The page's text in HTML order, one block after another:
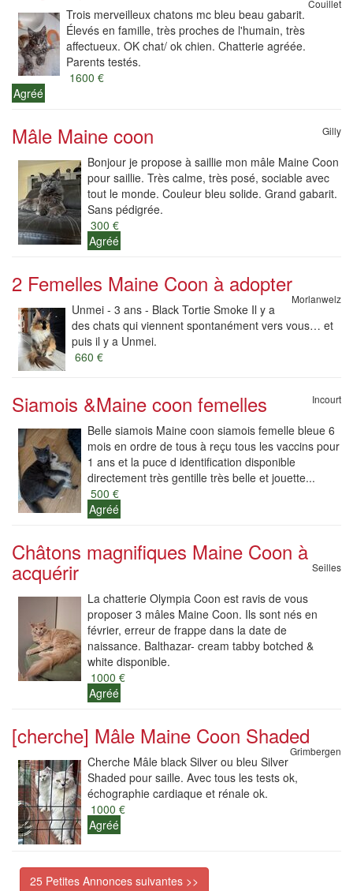
Couillet
Trois merveilleux chatons mc bleu beau gabarit.
Élevés en famille, très proches de l'humain, très
affectueux. OK chat/ ok chien. Chatterie agréée.
Parents testés.
1600 €
Agréé
Mâle Maine coon Gilly
Bonjour je propose à saillie mon mâle Maine Coon
pour saillie. Très calme, très posé, sociable avec
tout le monde. Couleur bleu solide. Grand gabarit.
Sans pédigrée.
300 €
Agréé
2 Femelles Maine Coon à adopter
Morlanwelz
Unmei - 3 ans - Black Tortie Smoke Il y a
des chats qui viennent spontanément vers vous… et
puis il y a Unmei.
660 €
Siamois &Maine coon femelles Incourt
Belle siamois Maine coon siamois femelle bleue 6
mois en ordre de tous à reçu tous les vaccins pour
1 ans et la puce d identification disponible
directement très gentille très belle et jouette...
500 €
Agréé
Châtons magnifiques Maine Coon à
acquérir Seilles
La chatterie Olympia Coon est ravis de vous
proposer 3 mâles Maine Coon. Ils sont nés en
février, erreur de frappe dans la date de
naissance. Balthazar- cream tabby botched &
white disponible.
1000 €
Agréé
[cherche] Mâle Maine Coon Shaded
Grimbergen
Cherche Mâle black Silver ou bleu Silver
Shaded pour saille. Avec tous les tests ok,
échographie cardiaque et rénale ok.
1000 €
Agréé
25 Petites Annonces suivantes >>